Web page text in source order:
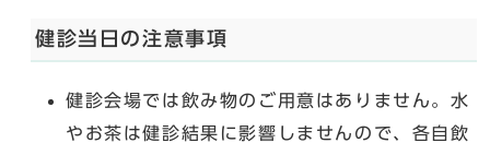
健診当日の注意事項
健診会場では飲み物のご用意はありません。水
やお茶は健診結果に影響しませんので、各自飲